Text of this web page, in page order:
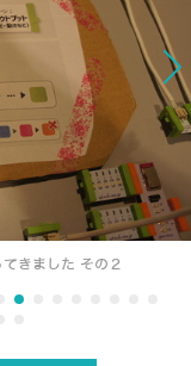
きました その２